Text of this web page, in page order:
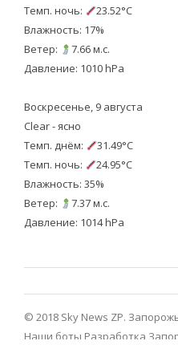
Темп. ночь:
23.52°C
Влажность: 17%
Ветер:
7.66 м.с.
Давление: 1010 hPa
Воскресенье, 9 августа
Clear - ясно
Темп. днём:
31.49°C
Темп. ночь:
24.95°C
Влажность: 35%
Ветер:
7.37 м.с.
Давление: 1014 hPa
© 2018 Sky News ZP.
Наши боты Разработка